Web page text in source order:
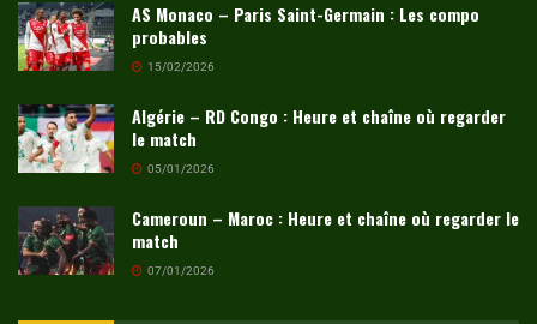
AS Monaco – Paris Saint-Germain : Les compo
probables
15/02/2026
Algérie – RD Congo : Heure et chaîne où regarder
le match
05/01/2026
Cameroun – Maroc : Heure et chaîne où regarder le
match
07/01/2026